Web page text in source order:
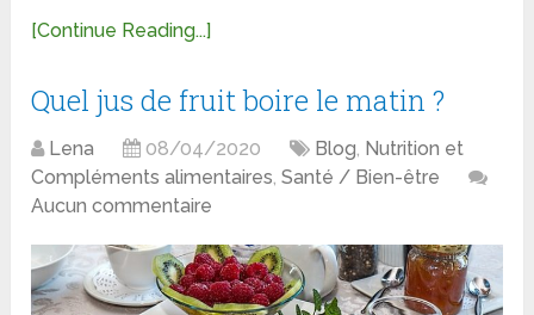
[Continue Reading...]
Quel jus de fruit boire le matin ?
Lena 08/04/2020 Blog, Nutrition et
Compléments alimentaires,Santé / Bien-être
Aucun commentaire